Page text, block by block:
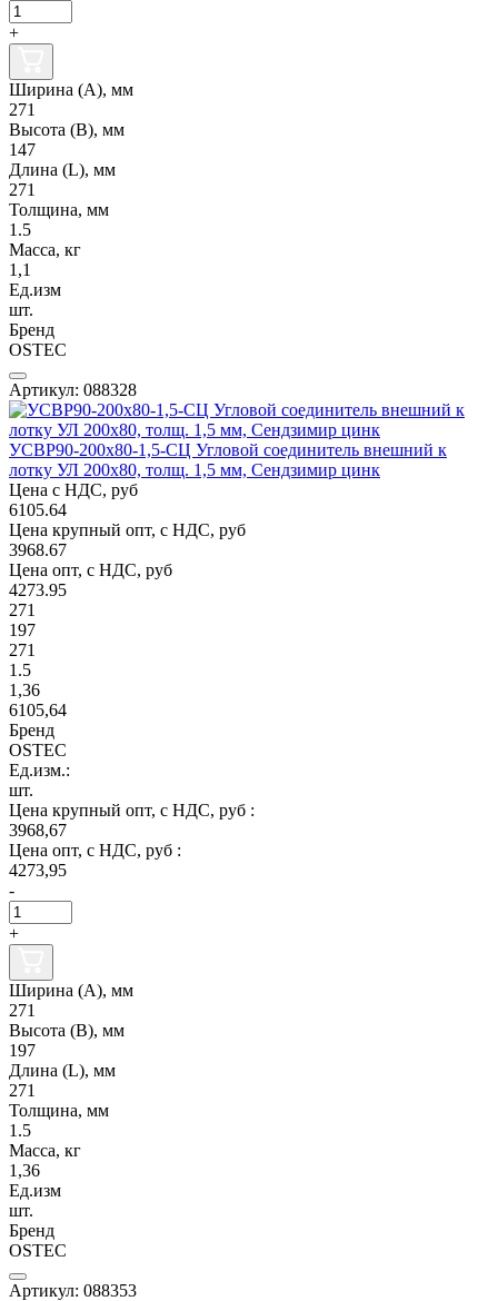
+
Ширина (А), мм
271
Высота (В), мм
147
Длина (L), мм
271
Толщина, мм
1.5
Масса, кг
1,1
Ед.изм
шт.
Бренд
OSTEC
Артикул: 088328
УСВР90-200х80-1,5-СЦ Угловой соединитель внешний к
лотку УЛ 200х80, толщ. 1,5 мм, Сендзимир цинк
Цена с НДС, руб
6105.64
Цена крупный опт, с НДС, руб
3968.67
Цена опт, с НДС, руб
4273.95
271
197
271
1.5
1,36
6105,64
Бренд
OSTEC
Ед.изм.:
шт.
Цена крупный опт, с НДС, руб :
3968,67
Цена опт, с НДС, руб :
4273,95
-
+
Ширина (А), мм
271
Высота (В), мм
197
Длина (L), мм
271
Толщина, мм
1.5
Масса, кг
1,36
Ед.изм
шт.
Бренд
OSTEC
Артикул: 088353